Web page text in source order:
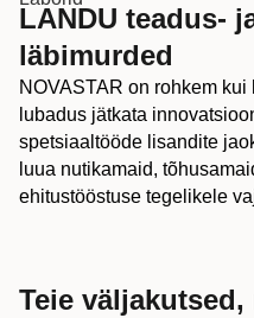
LANDU teadus-
läbimurded
NOVASTAR on rohkem
lubadus jätkata
spetsiaaltööde lisandite
luua nutikamaid,
ehitustööstuse tegelikele
Teie